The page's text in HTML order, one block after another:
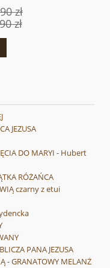
zł
zł
JEZUSA
DO MARYI - Hubert
RÓŻAŃCA
czarny z etui
PANA JEZUSA
- GRANATOWY MELANŻ